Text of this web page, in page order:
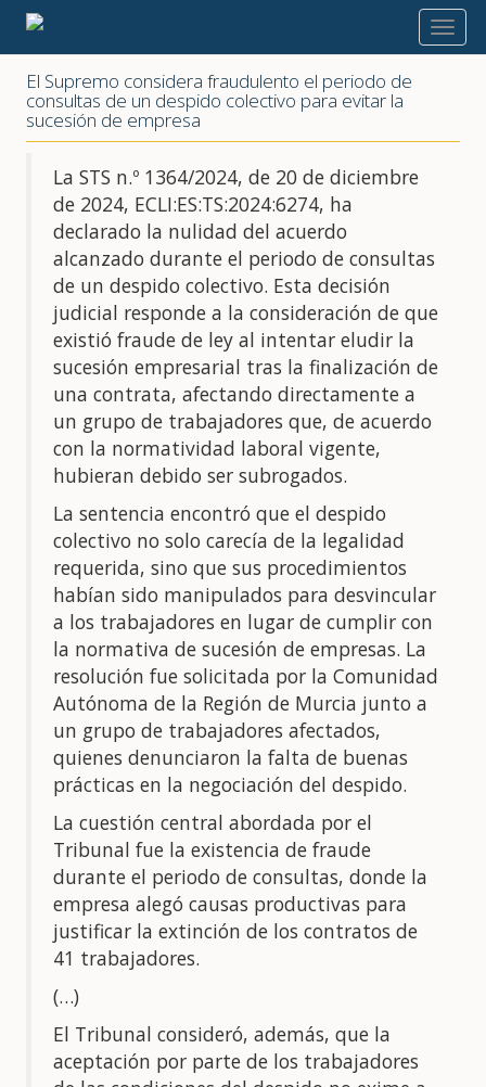
2025
El Supremo considera fraudulento el periodo de
consultas de un despido colectivo para evitar la
sucesión de empresa
La STS n.º 1364/2024, de 20 de diciembre
de 2024, ECLI:ES:TS:2024:6274, ha
declarado la nulidad del acuerdo
alcanzado durante el periodo de consultas
de un despido colectivo. Esta decisión
judicial responde a la consideración de que
existió fraude de ley al intentar eludir la
sucesión empresarial tras la finalización de
una contrata, afectando directamente a
un grupo de trabajadores que, de acuerdo
con la normatividad laboral vigente,
hubieran debido ser subrogados.
La sentencia encontró que el despido
colectivo no solo carecía de la legalidad
requerida, sino que sus procedimientos
habían sido manipulados para desvincular
a los trabajadores en lugar de cumplir con
la normativa de sucesión de empresas. La
resolución fue solicitada por la Comunidad
Autónoma de la Región de Murcia junto a
un grupo de trabajadores afectados,
quienes denunciaron la falta de buenas
prácticas en la negociación del despido.
La cuestión central abordada por el
Tribunal fue la existencia de fraude
durante el periodo de consultas, donde la
empresa alegó causas productivas para
justificar la extinción de los contratos de
41 trabajadores.
(…)
El Tribunal consideró, además, que la
aceptación por parte de los trabajadores